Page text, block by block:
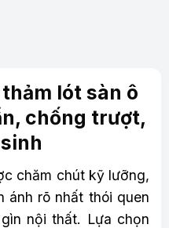
lót sàn ô
chống trượt,
chăm chút kỹ lưỡng,
ánh rõ nhất thói quen
nội thất. Lựa chọn